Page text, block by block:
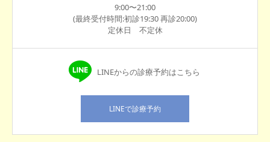
9:00〜21:00
(最終受付時間:初診19:30 再診20:00)
定休日 不定休
LINEからの診療予約はこちら
LINEで診療予約